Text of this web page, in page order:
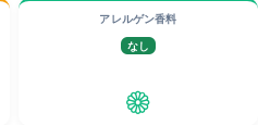
アレルゲン香料
なし